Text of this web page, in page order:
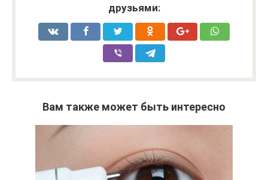
друзьями:
Вам также может быть интересно